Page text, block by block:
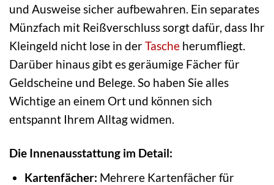
und Ausweise sicher aufbewahren. Ein separates
Münzfach mit Reißverschluss sorgt dafür, dass Ihr
Kleingeld nicht lose in derTasche herumfliegt.
Darüber hinaus gibt es geräumige Fächer für
Geldscheine und Belege. So haben Sie alles
Wichtige an einem Ort und können sich
entspannt Ihrem Alltag widmen.
Die Innenausstattung im Detail:
Kartenfächer: Mehrere Kartenfächer für